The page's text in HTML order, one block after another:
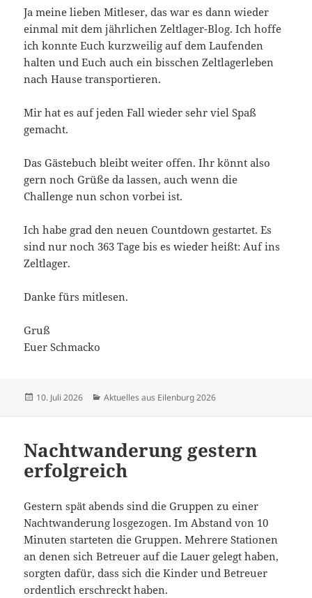
Ja meine lieben Mitleser, das war es dann wieder
einmal mit dem jährlichen Zeltlager-Blog. Ich hoffe
ich konnte Euch kurzweilig auf dem Laufenden
halten und Euch auch ein bisschen Zeltlagerleben
nach Hause transportieren.
Mir hat es auf jeden Fall wieder sehr viel Spaß
gemacht.
Das Gästebuch bleibt weiter offen. Ihr könnt also
gern noch Grüße da lassen, auch wenn die
Challenge nun schon vorbei ist.
Ich habe grad den neuen Countdown gestartet. Es
sind nur noch 363 Tage bis es wieder heißt: Auf ins
Zeltlager.
Danke fürs mitlesen.
Gruß
Euer Schmacko
Veröffentlicht
10. Juli 2026 Kategorien
Aktuelles aus Eilenburg 2026
Nachtwanderung gestern
erfolgreich
Gestern spät abends sind die Gruppen zu einer
Nachtwanderung losgezogen. Im Abstand von 10
Minuten starteten die Gruppen. Mehrere Stationen
an denen sich Betreuer auf die Lauer gelegt haben,
sorgten dafür, dass sich die Kinder und Betreuer
ordentlich erschreckt haben.